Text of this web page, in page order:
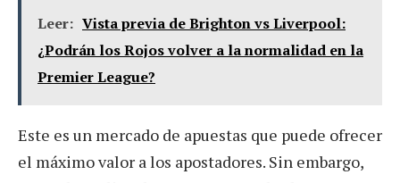
Leer: Vista previa de Brighton vs Liverpool:
¿Podrán los Rojos volver a la normalidad en la
Premier League?
Este es un mercado de apuestas que puede ofrecer
el máximo valor a los apostadores. Sin embargo,